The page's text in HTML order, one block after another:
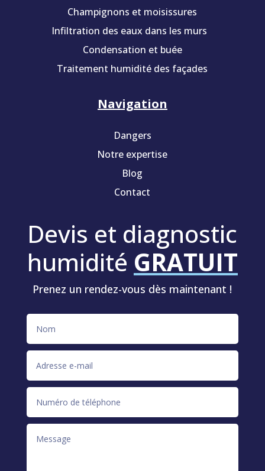
Champignons et moisissures
Infiltration des eaux dans les murs
Condensation et buée
Traitement humidité des façades
Navigation
Dangers
Notre expertise
Blog
Contact
Devis et diagnostic
humidité GRATUIT
Prenez un rendez-vous dès maintenant !